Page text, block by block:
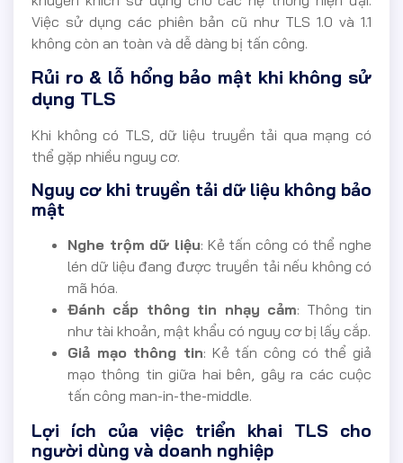
Việc sử dụng các phiên bản cũ như TLS 1.0 và 1.1
không còn an toàn và dễ dàng bị tấn công.
Rủi ro & lỗ hổng bảo mật khi không sử
dụng TLS
Khi không có TLS, dữ liệu truyền tải qua mạng có
thể gặp nhiều nguy cơ.
Nguy cơ khi truyền tải dữ liệu không bảo
mật
Nghe trộm dữ liệu: Kẻ tấn công có thể nghe
lén dữ liệu đang được truyền tải nếu không có
mã hóa.
Đánh cắp thông tin nhạy cảm: Thông tin
như tài khoản, mật khẩu có nguy cơ bị lấy cắp.
Giả mạo thông tin: Kẻ tấn công có thể giả
mạo thông tin giữa hai bên, gây ra các cuộc
tấn công man-in-the-middle.
Lợi ích của việc triển khai TLS cho
người dùng và doanh nghiệp